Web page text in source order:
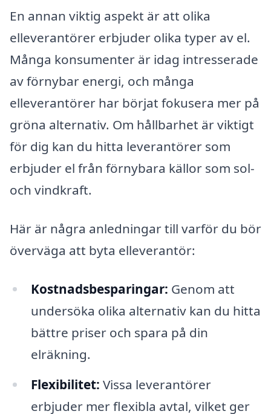
En annan viktig aspekt är att olika
elleverantörer erbjuder olika typer av el.
Många konsumenter är idag intresserade
av förnybar energi, och många
elleverantörer har börjat fokusera mer på
gröna alternativ. Om hållbarhet är viktigt
för dig kan du hitta leverantörer som
erbjuder el från förnybara källor som sol-
och vindkraft.
Här är några anledningar till varför du bör
överväga att byta elleverantör:
Kostnadsbesparingar: Genom att
undersöka olika alternativ kan du hitta
bättre priser och spara på din
elräkning.
Flexibilitet: Vissa leverantörer
erbjuder mer flexibla avtal, vilket ger